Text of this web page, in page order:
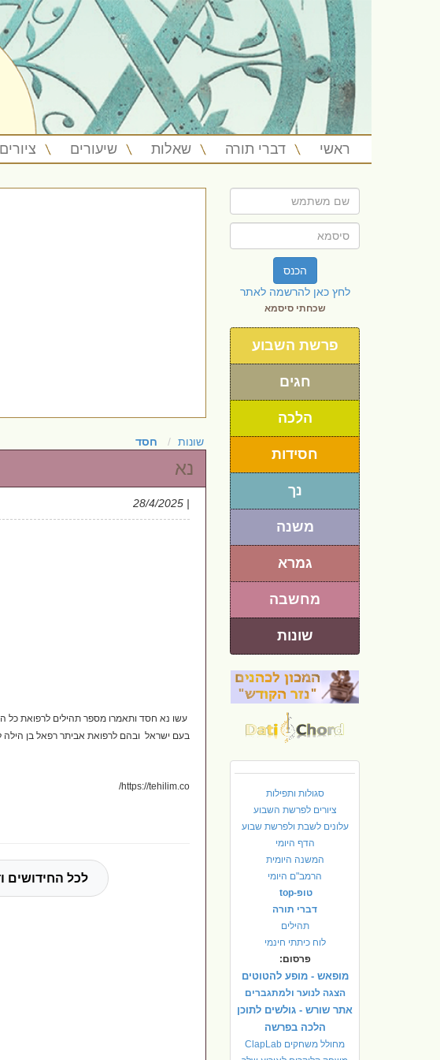
ראשי דברי תורה שאלות שיעורים ציורים
הכנס
לחץ כאן להרשמה לאתר
שכחתי סיסמא
פרשת השבוע
חגים
הלכה
חסידות
נך
משנה
גמרא
מחשבה
שונות
סגולות ותפילות
ציורים לפרשת השבוע
עלונים לשבת ולפרשת שבוע
הדף היומי
המשנה היומית
הרמב"ם היומי
טופ-top
דברי תורה
תהילים
לוח כיתתי חינמי
פרסום:
מופאש - מופע להטוטים
הצגה לנוער ולמתגברים
אתר שורש - גולשים לתוכן
הלכה בפרשה
מחולל משחקים ClapLab
שונות חסד
נא
| 28/4/2025
עשו נא חסד ותאמרו מספר תהילים לרפואת כל
בעם ישראל ובהם לרפואת אביתר רפאל בן
https://tehilim.co/
לכל החידושים